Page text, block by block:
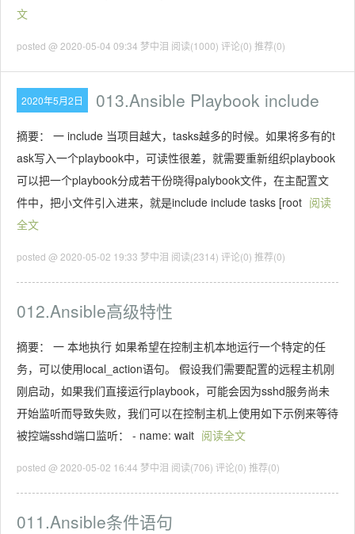
文
posted @ 2020-05-04 09:34 梦中泪 阅读(1000) 评论(0) 推荐(0)
2020年5月2日 013.Ansible Playbook include
摘要： 一 include 当项目越大，tasks越多的时候。如果将多有的t
ask写入一个playbook中，可读性很差，就需要重新组织playbook
可以把一个playbook分成若干份晓得palybook文件，在主配置文
件中，把小文件引入进来，就是include include tasks [root 阅读
全文
posted @ 2020-05-02 19:33 梦中泪 阅读(2314) 评论(0) 推荐(0)
012.Ansible高级特性
摘要： 一 本地执行 如果希望在控制主机本地运行一个特定的任
务，可以使用local_action语句。 假设我们需要配置的远程主机刚
刚启动，如果我们直接运行playbook，可能会因为sshd服务尚未
开始监听而导致失败，我们可以在控制主机上使用如下示例来等待
被控端sshd端口监听： - name: wait 阅读全文
posted @ 2020-05-02 16:44 梦中泪 阅读(706) 评论(0) 推荐(0)
011.Ansible条件语句